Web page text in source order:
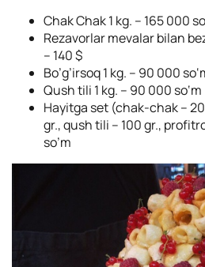
Chak Chak 1 kg. – 165 000
Rezavorlar mevalar bilan
– 140 $
Bo’g’irsoq 1 kg. – 90 000
Qush tili 1 kg. – 90 000 so‘m
Hayitga set (chak-chak –
gr., qush tili – 100 gr.,
so’m